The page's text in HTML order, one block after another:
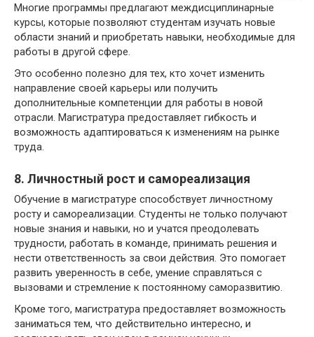
Многие программы предлагают междисциплинарные
курсы, которые позволяют студентам изучать новые
области знаний и приобретать навыки, необходимые для
работы в другой сфере.
Это особенно полезно для тех, кто хочет изменить
направление своей карьеры или получить
дополнительные компетенции для работы в новой
отрасли. Магистратура предоставляет гибкость и
возможность адаптироваться к изменениям на рынке
труда.
8. Личностный рост и самореализация
Обучение в магистратуре способствует личностному
росту и самореализации. Студенты не только получают
новые знания и навыки, но и учатся преодолевать
трудности, работать в команде, принимать решения и
нести ответственность за свои действия. Это помогает
развить уверенность в себе, умение справляться с
вызовами и стремление к постоянному саморазвитию.
Кроме того, магистратура предоставляет возможность
заниматься тем, что действительно интересно, и